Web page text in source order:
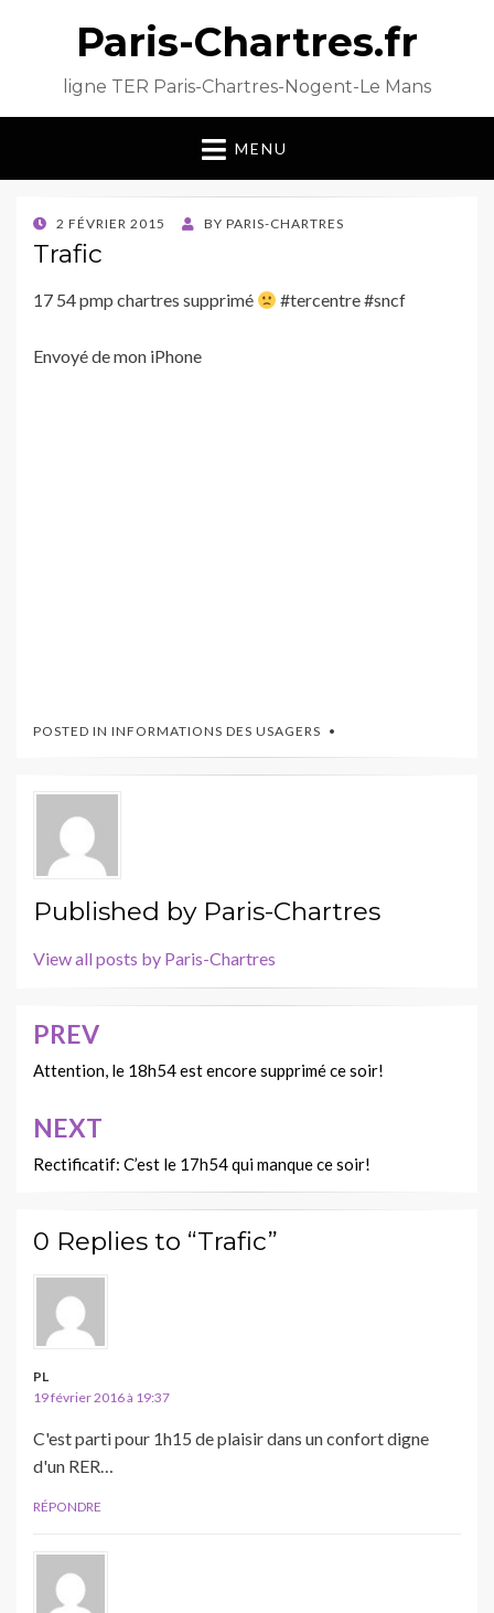
Paris-Chartres.fr
ligne TER Paris-Chartres-Nogent-Le Mans
MENU
POSTED
ON
2 FÉVRIER 2015 BY PARIS-CHARTRES
Trafic
17 54 pmp chartres supprimé #tercentre #sncf
Envoyé de mon iPhone
POSTED IN INFORMATIONS DES USAGERS
Published by Paris-Chartres
View all posts by Paris-Chartres
Navigation
de
l’article
PREV
Attention, le 18h54 est encore supprimé ce soir!
NEXT
Rectificatif: C’est le 17h54 qui manque ce soir!
0 Replies to “Trafic”
PL
19 février 2016 à 19:37
C'est parti pour 1h15 de plaisir dans un confort digne
d'un RER…
RÉPONDRE